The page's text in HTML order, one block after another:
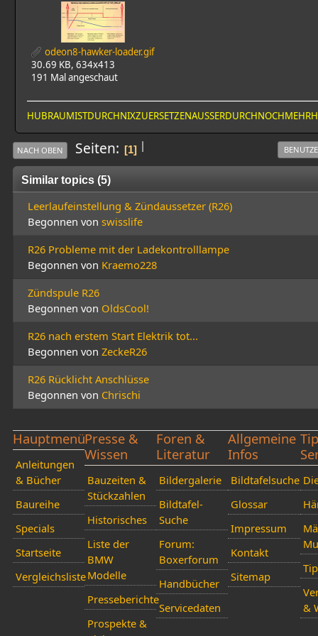
odeon8-hawker-loader.gif
30.69 KB, 634x413
191 Mal angeschaut
|
NACH OBEN Seiten 1
Similar topics (5)
Leerlaufeinstellung & Zündaussetzer (R26)
Begonnen von swisslife
R26 Probleme mit der Ladekontrolllampe
Begonnen von Kraemo228
Zündspule R26
Begonnen von OldsCool!
R26 nach erstem Start Elektrik tot...
Begonnen von ZeckeR26
R26 Rücklicht Anschlüsse
Begonnen von Chrischi
Hauptmenü
Anleitungen
& Bücher
Baureihe
Specials
Startseite
Vergleichsliste
Presse &
Wissen
Bauzeiten &
Stückzahlen
Historisches
Liste der
BMW
Modelle
Presseberichte
Prospekte &
Foren &
Literatur
Bildergalerie
Bildtafel-
Suche
Forum:
Boxerforum
Handbücher
Servicedaten
Allgemeine
Infos
Bildtafelsuche
Glossar
Impressum
Kontakt
Sitemap
&